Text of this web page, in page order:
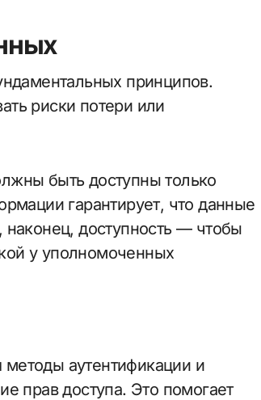
принципов.
риски потери или
быть доступны только
гарантирует, что данные
доступность — чтобы
у уполномоченных
аутентификации и
прав доступа. Это помогает